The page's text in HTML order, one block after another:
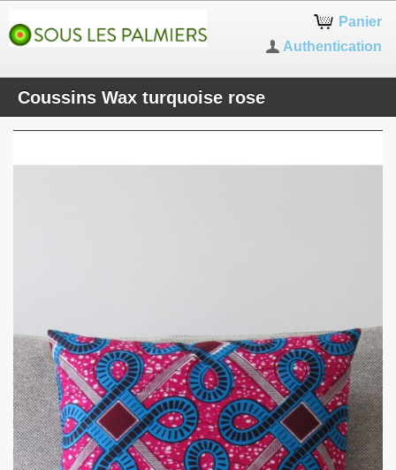
Panier
Authentication
Coussins Wax turquoise rose